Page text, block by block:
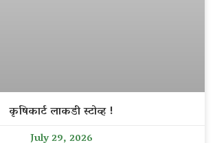
कृषिकार्ट लाकडी स्टोव्ह !
July 29, 2026